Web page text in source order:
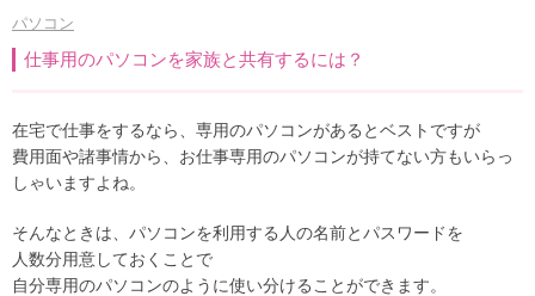
パソコン
仕事用のパソコンを家族と共有するには？
在宅で仕事をするなら、専用のパソコンがあるとベストですが
費用面や諸事情から、お仕事専用のパソコンが持てない方もいらっ
しゃいますよね。
そんなときは、パソコンを利用する人の名前とパスワードを
人数分用意しておくことで
自分専用のパソコンのように使い分けることができます。